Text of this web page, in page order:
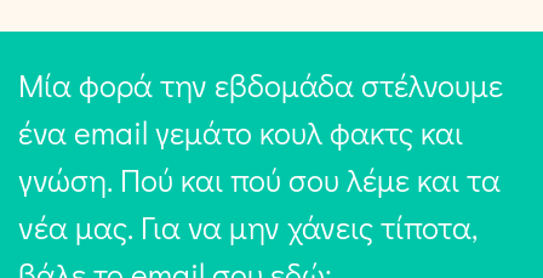
Μία φορά την εβδομάδα στέλνουμε
ένα email γεμάτο κουλ φακτς και
γνώση. Πού και πού σου λέμε και τα
νέα μας. Για να μην χάνεις τίποτα,